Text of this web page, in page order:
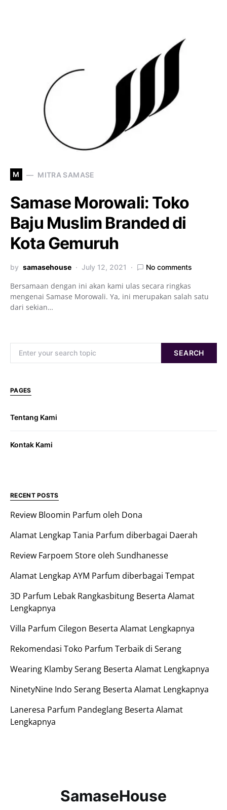
M MITRA SAMASE
Samase Morowali: Toko
Baju Muslim Branded di
Kota Gemuruh
by samasehouse July 12, 2021 No comments
Bersamaan dengan ini akan kami ulas secara ringkas
mengenai Samase Morowali. Ya, ini merupakan salah satu
dari sekian…
SEARCH
PAGES
Tentang Kami
Kontak Kami
RECENT POSTS
Review Bloomin Parfum oleh Dona
Alamat Lengkap Tania Parfum diberbagai Daerah
Review Farpoem Store oleh Sundhanesse
Alamat Lengkap AYM Parfum diberbagai Tempat
3D Parfum Lebak Rangkasbitung Beserta Alamat
Lengkapnya
Villa Parfum Cilegon Beserta Alamat Lengkapnya
Rekomendasi Toko Parfum Terbaik di Serang
Wearing Klamby Serang Beserta Alamat Lengkapnya
NinetyNine Indo Serang Beserta Alamat Lengkapnya
Laneresa Parfum Pandeglang Beserta Alamat
Lengkapnya
SamaseHouse